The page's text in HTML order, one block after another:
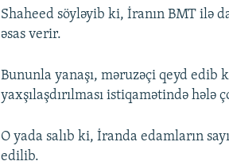
Shaheed söyləyib ki, İranın BMT ilə
əsas verir.
Bununla yanaşı, məruzəçi qeyd
yaxşılaşdırılması istiqamətində hələ
O yada salıb ki, İranda edamların
edilib.